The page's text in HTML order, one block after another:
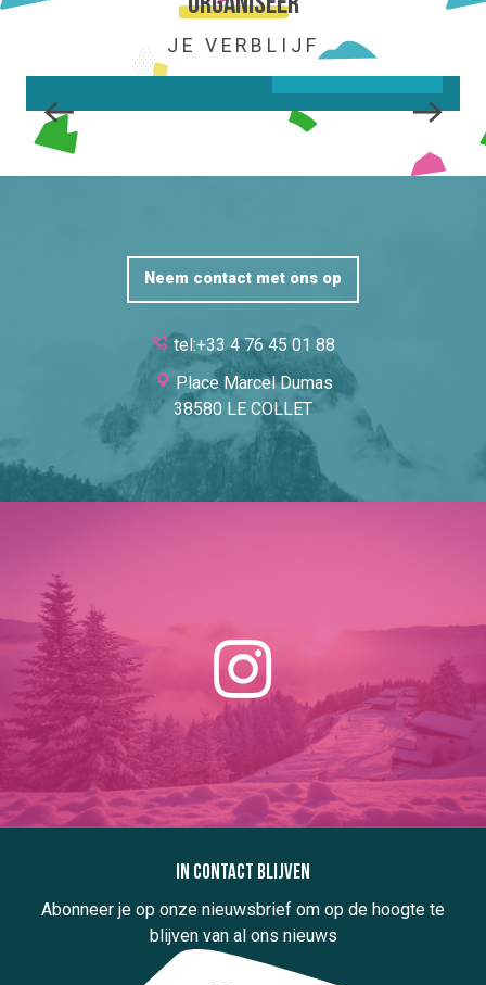
JE VERBLIJF
Neem contact met ons op
tel:+33 4 76 45 01 88
Place Marcel Dumas
38580 LE COLLET
In contact blijven
Abonneer je op onze nieuwsbrief om op de hoogte te
blijven van al ons nieuws